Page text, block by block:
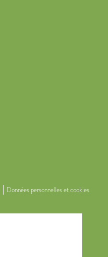
Données personnelles et cookies